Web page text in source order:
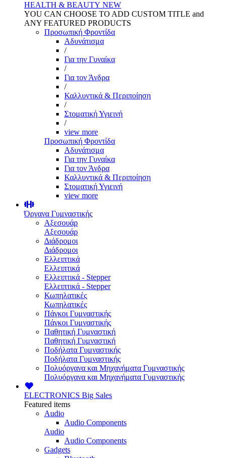
HEALTH & BEAUTY NEW
YOU CAN CHOOSE TO ADD CUSTOM TITLE and
ANY FEATURED PRODUCTS
Προσωπική Φροντίδα
Αδυνάτισμα
/
Για την Γυναίκα
/
Για τον Άνδρα
/
Καλλυντικά & Περιποίηση
/
Στοματική Υγιεινή
/
view more
Προσωπική Φροντίδα
Αδυνάτισμα
Για την Γυναίκα
Για τον Άνδρα
Καλλυντικά & Περιποίηση
Στοματική Υγιεινή
view more
Όργανα Γυμναστικής
Αξεσουάρ
Αξεσουάρ
Διάδρομοι
Διάδρομοι
Ελλειπτικά
Ελλειπτικά
Ελλειπτικά - Stepper
Ελλειπτικά - Stepper
Κωπηλατικές
Κωπηλατικές
Πάγκοι Γυμναστικής
Πάγκοι Γυμναστικής
Παθητική Γυμναστική
Παθητική Γυμναστική
Ποδήλατα Γυμναστικής
Ποδήλατα Γυμναστικής
Πολυόργανα και Μηχανήματα Γυμναστικής
Πολυόργανα και Μηχανήματα Γυμναστικής
ELECTRONICS Big Sales
Featured items
Audio
Audio Components
Audio
Audio Components
Gadgets